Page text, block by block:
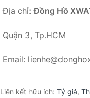
Địa chỉ:Đồng Hồ
Quận 3, Tp.HCM
Email:
Liên kết hữu ích: Tỷ giá,